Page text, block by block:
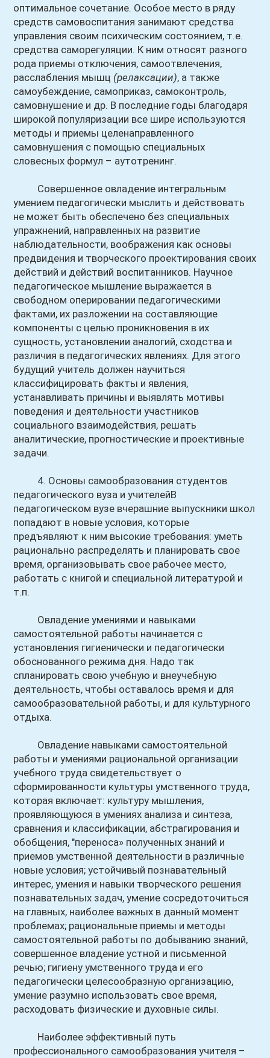
оптимальное сочетание. Особое место в ряду
средств самовоспитания занимают средства
управления своим психическим состоянием, т.е.
средства саморегуляции. К ним относят разного
рода приемы отключения, самоотвлечения,
расслабления мышц (релаксации), а также
самоубеждение, самоприказ, самоконтроль,
самовнушение и др. В последние годы благодаря
широкой популяризации все шире используются
методы и приемы целенаправленного
самовнушения с помощью специальных
словесных формул – аутотренинг.
Совершенное овладение интегральным
умением педагогически мыслить и действовать
не может быть обеспечено без специальных
упражнений, направленных на развитие
наблюдательности, воображения как основы
предвидения и творческого проектирования своих
действий и действий воспитанников. Научное
педагогическое мышление выражается в
свободном оперировании педагогическими
фактами, их разложении на составляющие
компоненты с целью проникновения в их
сущность, установлении аналогий, сходства и
различия в педагогических явлениях. Для этого
будущий учитель должен научиться
классифицировать факты и явления,
устанавливать причины и выявлять мотивы
поведения и деятельности участников
социального взаимодействия, решать
аналитические, прогностические и проективные
задачи.
4. Основы самообразования студентов
педагогического вуза и учителейВ
педагогическом вузе вчерашние выпускники школ
попадают в новые условия, которые
предъявляют к ним высокие требования: уметь
рационально распределять и планировать свое
время, организовывать свое рабочее место,
работать с книгой и специальной литературой и
т.п.
Овладение умениями и навыками
самостоятельной работы начинается с
установления гигиенически и педагогически
обоснованного режима дня. Надо так
спланировать свою учебную и внеучебную
деятельность, чтобы оставалось время и для
самообразовательной работы, и для культурного
отдыха.
Овладение навыками самостоятельной
работы и умениями рациональной организации
учебного труда свидетельствует о
сформированности культуры умственного труда,
которая включает: культуру мышления,
проявляющуюся в умениях анализа и синтеза,
сравнения и классификации, абстрагирования и
обобщения, "переноса» полученных знаний и
приемов умственной деятельности в различные
новые условия; устойчивый познавательный
интерес, умения и навыки творческого решения
познавательных задач, умение сосредоточиться
на главных, наиболее важных в данный момент
проблемах; рациональные приемы и методы
самостоятельной работы по добыванию знаний,
совершенное владение устной и письменной
речью; гигиену умственного труда и его
педагогически целесообразную организацию,
умение разумно использовать свое время,
расходовать физические и духовные силы.
Наиболее эффективный путь
профессионального самообразования учителя –